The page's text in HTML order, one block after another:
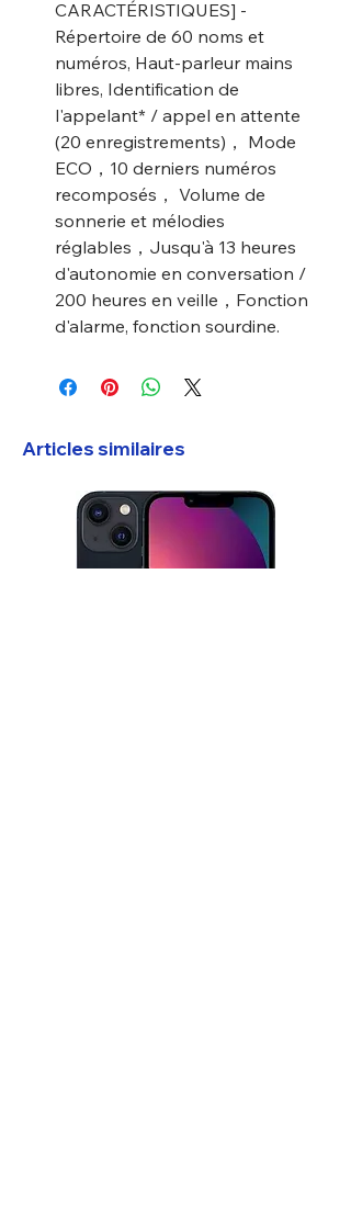
CARACTÉRISTIQUES] -
Répertoire de 60 noms et
numéros, Haut-parleur mains
libres, Identification de
l'appelant* / appel en attente
(20 enregistrements)， Mode
ECO，10 derniers numéros
recomposés， Volume de
sonnerie et mélodies
réglables，Jusqu'à 13 heures
d'autonomie en conversation /
200 heures en veille，Fonction
d'alarme, fonction sourdine.
Articles similaires